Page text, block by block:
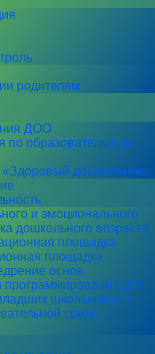
родителям
ДОО
по образовательным
«Здоровый дошкольник»
и эмоционального
дошкольного возраста
площадка
площадка
основ
программирования для
школьников в
среде